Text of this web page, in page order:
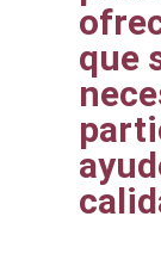
que